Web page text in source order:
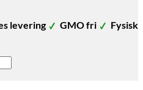
levering GMO fri
Fysisk